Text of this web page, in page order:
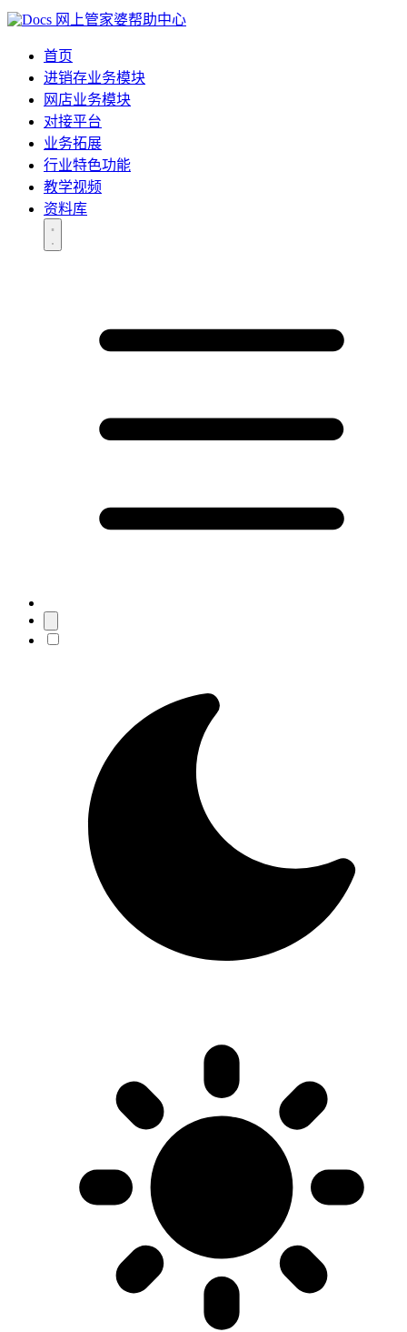
网上管家婆帮助中心
首页
进销存业务模块
网店业务模块
对接平台
业务拓展
行业特色功能
教学视频
资料库